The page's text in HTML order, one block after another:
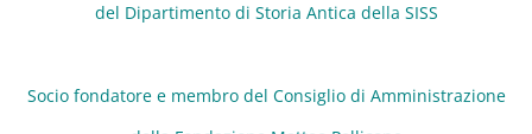
del Dipartimento di Storia Antica della SISS
Socio fondatore e membro del Consiglio di Amministrazione